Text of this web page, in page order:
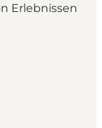
Erlebnissen
-
- Unterkunft in der